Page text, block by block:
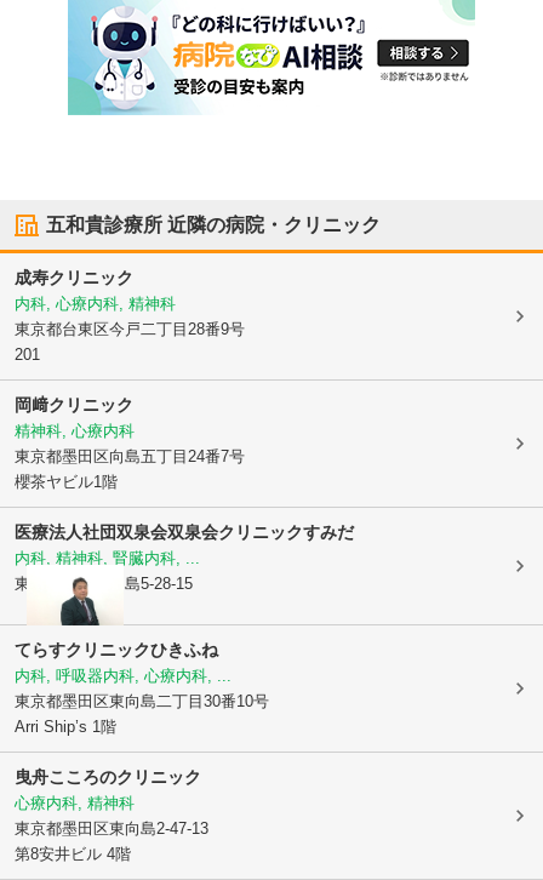
五和貴診療所 近隣の病院・クリニック
成寿クリニック
内科, 心療内科, 精神科
東京都台東区今戸二丁目28番9号
201
岡﨑クリニック
精神科, 心療内科
東京都墨田区向島五丁目24番7号
櫻茶ヤビル1階
医療法人社団双泉会双泉会クリニックすみだ
内科, 精神科, 腎臓内科, ...
東京都墨田区
向島5-28-15
てらすクリニックひきふね
内科, 呼吸器内科, 心療内科, ...
東京都墨田区東向島二丁目30番10号
Arri Ship’s 1階
曳舟こころのクリニック
心療内科, 精神科
東京都墨田区東向島2-47-13
第8安井ビル 4階